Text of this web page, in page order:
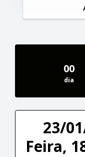
00
dia
23/
Feira,